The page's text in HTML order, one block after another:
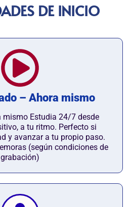
DE INICIO
– Ahora mismo
mismo Estudia 24/7 desde
a tu ritmo. Perfecto si
y avanzar a tu propio paso.
(según condiciones de
grabación)